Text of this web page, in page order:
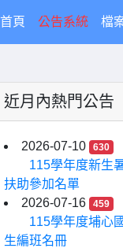
首頁 (current)
公告系統 檔
近月內熱門公告
2026-07-10 630
115學年度新生
扶助參加名單
2026-07-16
459
115學年度埔心
生編班名冊